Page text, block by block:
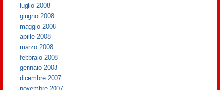
luglio 2008
giugno 2008
maggio 2008
aprile 2008
marzo 2008
febbraio 2008
gennaio 2008
dicembre 2007
novembre 2007